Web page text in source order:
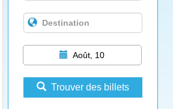
Août, 10
Trouver des billets